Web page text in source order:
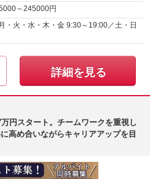
～245000円
・火・水・木・金 9:30～19:00／土・日
詳細を見る
円スタート。チームワークを重視し
高め合いながらキャリアアップを目